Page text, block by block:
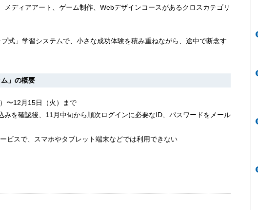
メディアアート、ゲーム制作、Webデザインコースがあるクロスカテゴリ
プ式」学習システムで、小さな成功体験を積み重ねながら、途中で断念す
ム」の概要
〜12月15日（火）まで
みを確認後、11月中旬から順次ログインに必要なID、パスワードをメール
ビスで、スマホやタブレット端末などでは利用できない